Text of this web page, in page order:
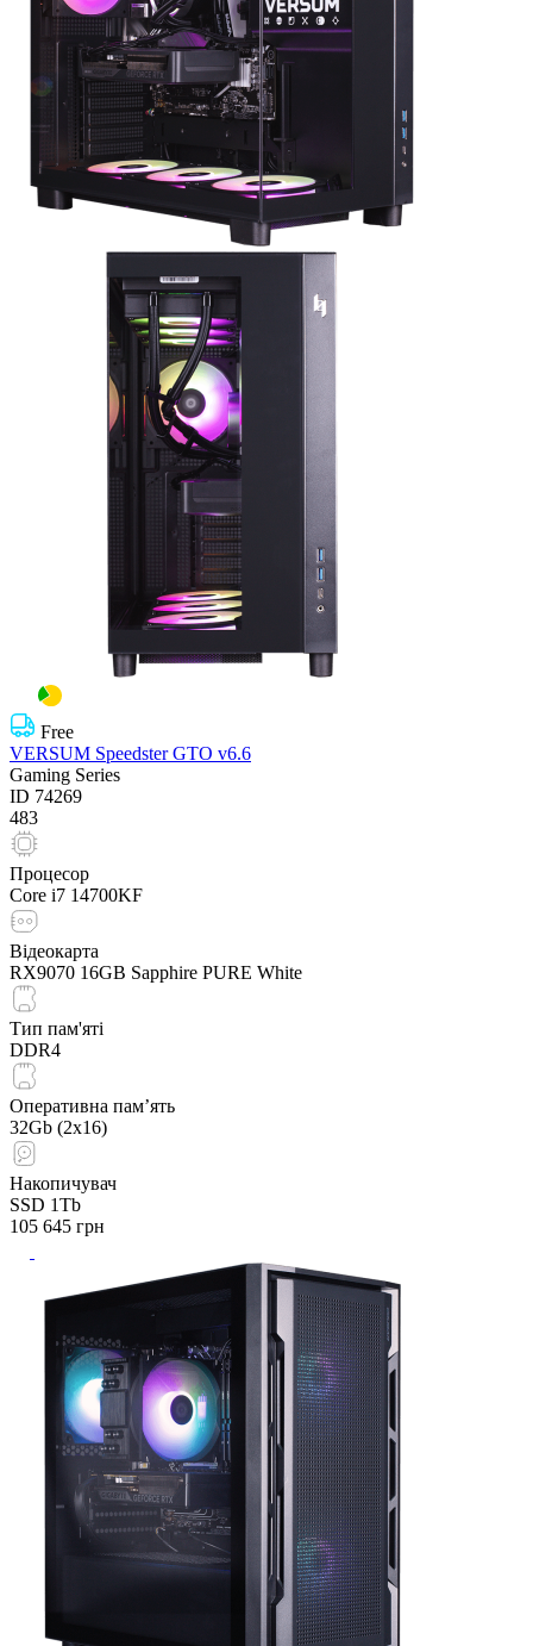
Free
VERSUM Speedster GTO v6.6
Gaming Series
ID 74269
483
Процесор
Core i7 14700KF
Відеокарта
RX9070 16GB Sapphire PURE White
Тип пам'яті
DDR4
Оперативна пам’ять
32Gb (2x16)
Накопичувач
SSD 1Tb
105 645 грн